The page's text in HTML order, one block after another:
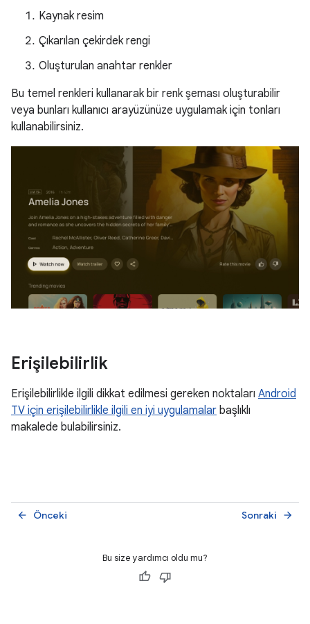
Kaynak resim
Çıkarılan çekirdek rengi
Oluşturulan anahtar renkler
Bu temel renkleri kullanarak bir renk şeması oluşturabilir
veya bunları kullanıcı arayüzünüze uygulamak için tonları
kullanabilirsiniz.
Erişilebilirlik
Erişilebilirlikle ilgili dikkat edilmesi gereken noktaları Android
TV için erişilebilirlikle ilgili en iyi uygulamalar başlıklı
makalede bulabilirsiniz.
Önceki
arrow_back Sonraki arrow_forward
Bu size yardımcı oldu mu?